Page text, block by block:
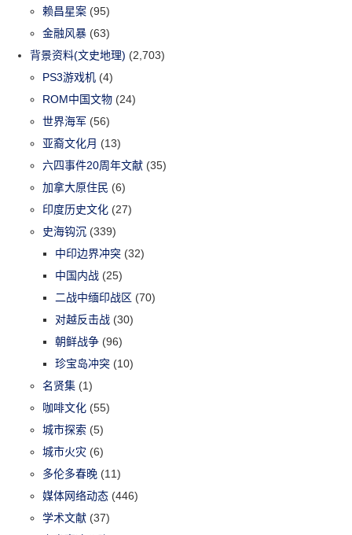
赖昌星案 (95)
金融风暴 (63)
背景资料(文史地理) (2,703)
PS3游戏机 (4)
ROM中国文物 (24)
世界海军 (56)
亚裔文化月 (13)
六四事件20周年文献 (35)
加拿大原住民 (6)
印度历史文化 (27)
史海钩沉 (339)
中印边界冲突 (32)
中国内战 (25)
二战中缅印战区 (70)
对越反击战 (30)
朝鲜战争 (96)
珍宝岛冲突 (10)
名贤集 (1)
咖啡文化 (55)
城市探索 (5)
城市火灾 (6)
多伦多春晚 (11)
媒体网络动态 (446)
学术文献 (37)